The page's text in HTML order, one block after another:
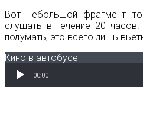
Вот небольшой фрагмент
слушать в течение 20
подумать, это всего лишь
Кино в автобусе
Аудиоплеер
00:00